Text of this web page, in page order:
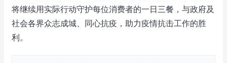
将继续用实际行动守护每位消费者的一日三餐，与政府及
社会各界众志成城、同心抗疫，助力疫情抗击工作的胜
利。